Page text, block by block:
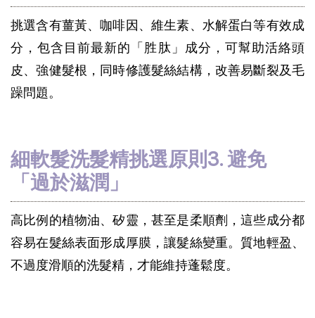
挑選含有薑黃、咖啡因、維生素、水解蛋白等有效成
分，包含目前最新的「胜肽」成分，可幫助活絡頭
皮、強健髮根，同時修護髮絲結構，改善易斷裂及毛
躁問題。
細軟髮洗髮精挑選原則3. 避免
「過於滋潤」
高比例的植物油、矽靈，甚至是柔順劑，這些成分都
容易在髮絲表面形成厚膜，讓髮絲變重。質地輕盈、
不過度滑順的洗髮精，才能維持蓬鬆度。